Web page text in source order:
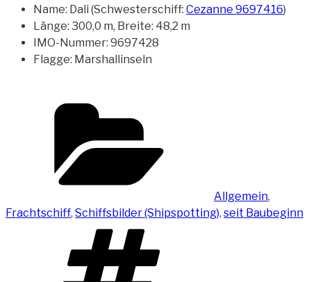
Name: Dali (Schwesterschiff: Cezanne 9697416)
Länge: 300,0 m, Breite: 48,2 m
IMO-Nummer: 9697428
Flagge: Marshallinseln
Allgemein,
Frachtschiff, Schiffsbilder (Shipspotting), seit Baubeginn